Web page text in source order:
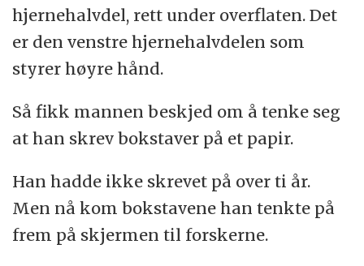
hjernehalvdel, rett under overflaten. Det
er den venstre hjernehalvdelen som
styrer høyre hånd.
Så fikk mannen beskjed om å tenke seg
at han skrev bokstaver på et papir.
Han hadde ikke skrevet på over ti år.
Men nå kom bokstavene han tenkte på
frem på skjermen til forskerne.